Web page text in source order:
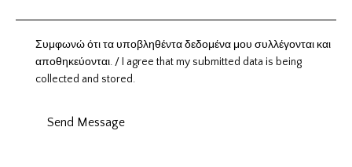
Συμφωνώ ότι τα υποβληθέντα δεδομένα μου συλλέγονται και
αποθηκεύονται. / I agree that my submitted data is being
collected and stored.
Send Message